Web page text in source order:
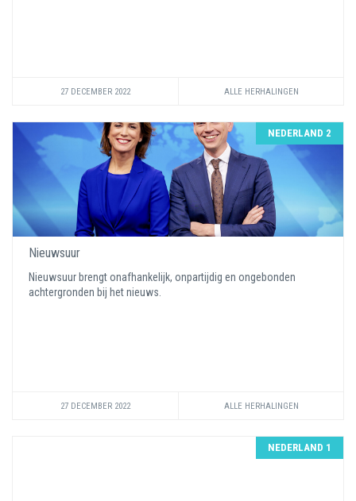
27 DECEMBER 2022 ALLE HERHALINGEN
NEDERLAND 2
Nieuwsuur
Nieuwsuur brengt onafhankelijk, onpartijdig en ongebonden
achtergronden bij het nieuws.
27 DECEMBER 2022 ALLE HERHALINGEN
NEDERLAND 1